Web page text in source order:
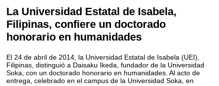
La Universidad Estatal de Isabela,
Filipinas, confiere un doctorado
honorario en humanidades
El 24 de abril de 2014, la Universidad Estatal de Isabela (UEI),
Filipinas, distinguió a Daisaku Ikeda, fundador de la Universidad
Soka, con un doctorado honorario en humanidades. Al acto de
entrega, celebrado en el campus de la Universidad Soka, en